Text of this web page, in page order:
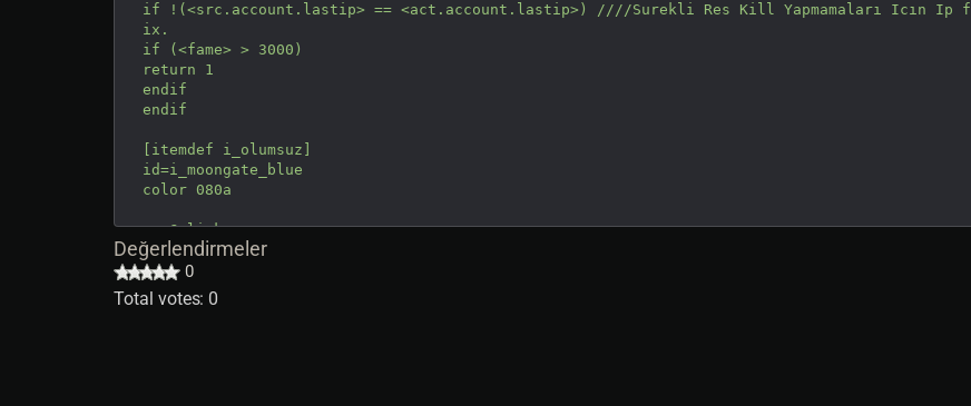
if !(<src.account.lastip> == <act.account.lastip>) ////Surekli Res Kill Yapmamaları Icın Ip f
ix.
if (<fame> > 3000)
return 1
endif
endif
[itemdef i_olumsuz]
id=i_moongate_blue
color 080a
on=@click
message @080a,3 [ serv.name ]
message @07a1,3 Olumsuzler Diyari
src.sysmessage @07a1,3 Delucia Icinde Olme Yoktur.... Dışarısında Var.
return 1
Değerlendirmeler
0
Total votes: 0